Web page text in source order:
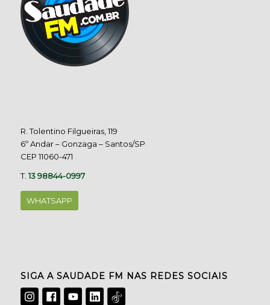
R. Tolentino Filgueiras, 119
6º Andar – Gonzaga – Santos/SP
CEP 11060-471
T.13 98844-0997
WHATSAPP
SIGA A SAUDADE FM NAS REDES SOCIAIS